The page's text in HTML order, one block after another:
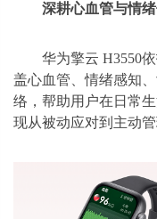
深耕心血管与情
华为擎云 H3550
盖心血管、情绪感知
络，帮助用户在日常
现从被动应对到主动管